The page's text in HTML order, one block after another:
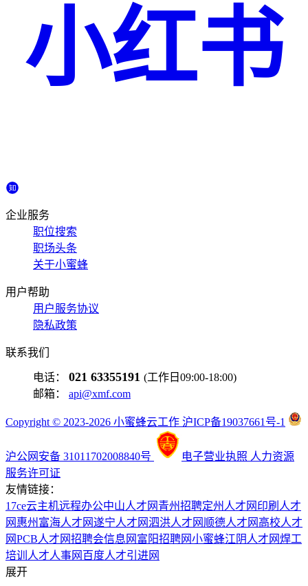
小红书
企业服务
职位搜索
职场头条
关于小蜜蜂
用户帮助
用户服务协议
隐私政策
联系我们
电话： 021 63355191 (工作日09:00-18:00)
邮箱： api@xmf.com
Copyright © 2023-2026 小蜜蜂云工作 沪ICP备19037661号-1
沪公网安备 31011702008840号 电子营业执照 人力资源
服务许可证
友情链接：
17ce云主机远程办公中山人才网 青州招聘定州人才网 印刷人才
网 惠州富海人才网遂宁人才网泗洪人才网 顺德人才网 高校人才
网PCB人才网招聘会信息网 富阳招聘网小蜜蜂江阴人才网焊工
培训 人才人事网 百度人才引进网
展开